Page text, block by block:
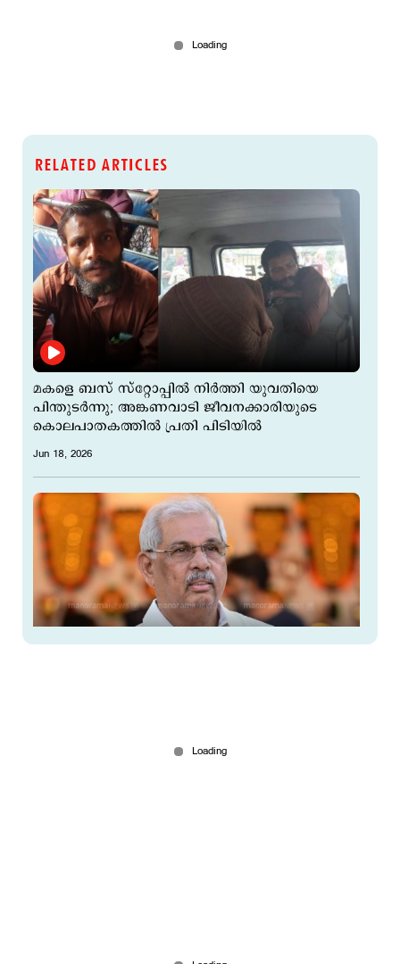
RELATED ARTICLES
മകളെ ബസ് സ്റ്റോപ്പില്‍ നിര്‍ത്തി യുവതിയെ
പിന്തുടര്‍ന്നു; അങ്കണവാടി ജീവനക്കാരിയുടെ
കൊലപാതകത്തിൽ പ്രതി പിടിയിൽ
Jun 18, 2026